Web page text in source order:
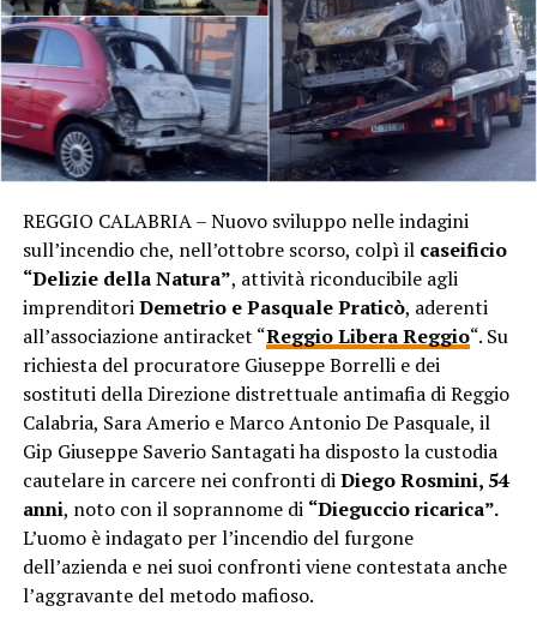
REGGIO CALABRIA – Nuovo sviluppo nelle indagini
sull’incendio che, nell’ottobre scorso, colpì il caseificio
“Delizie della Natura”, attività riconducibile agli
imprenditoriDemetrio e Pasquale Praticò, aderenti
all’associazione antiracket “Reggio Libera Reggio“. Su
richiesta del procuratore Giuseppe Borrelli e dei
sostituti della Direzione distrettuale antimafia di Reggio
Calabria, Sara Amerio e Marco Antonio De Pasquale, il
Gip Giuseppe Saverio Santagati ha disposto la custodia
cautelare in carcere nei confronti diDiego Rosmini, 54
anni, noto con il soprannome di “Dieguccio ricarica”.
L’uomo è indagato per l’incendio del furgone
dell’azienda e nei suoi confronti viene contestata anche
l’aggravante del metodo mafioso.